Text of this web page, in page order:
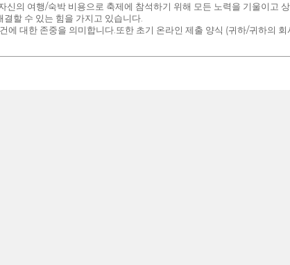
의 여행/숙박 비용으로 축제에 참석하기 위해 모든 노력을 기울이고
할 수 있는 힘을 가지고 있습니다.
에 대한 존중을 의미합니다.또한 초기 온라인 제출 양식 (귀하/귀하의